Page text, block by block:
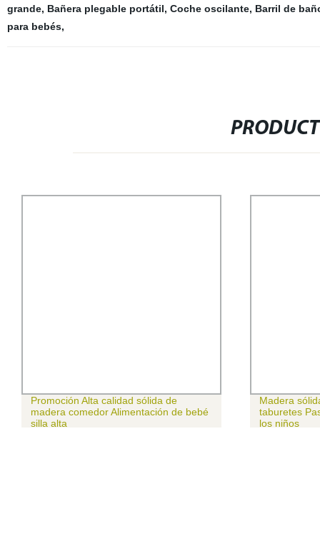
grande, Bañera plegable portátil, Coche oscilante, Barril de
para bebés,
Promoción Alta calidad sólida de
madera comedor Alimentación de bebé
silla alta
Madera
taburetes
los niños